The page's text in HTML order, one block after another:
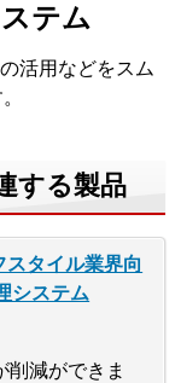
テム
活用などをスム
する製品
スタイル業界向
システム
削減ができま